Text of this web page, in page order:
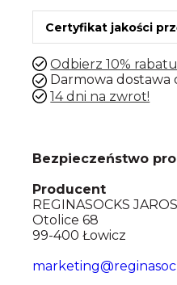
Certyfikat jakości
Odbierz 10%
Darmowa dostawa
14 dni na zwrot!
Bezpieczeństwo
Producent
REGINASOCKS
Otolice 68
99-400 Łowicz